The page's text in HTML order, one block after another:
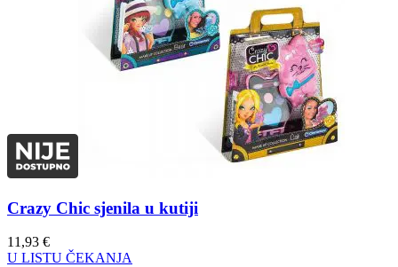
Crazy Chic sjenila u kutiji
11,93 €
U LISTU ČEKANJA